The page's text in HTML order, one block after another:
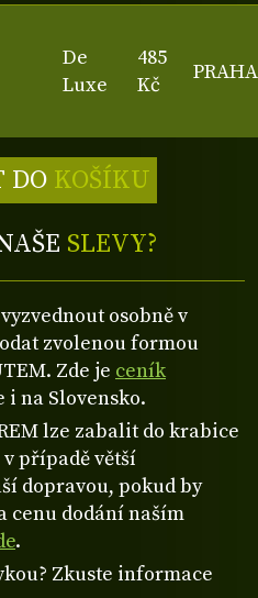
De
Luxe
485
Kč
PRAHA
SLEVY?
DO KOŠÍKU
osobně v
zvolenou formou
Zde je ceník
i na Slovensko.
lze zabalit do krabice
případě větší
dopravou, pokud by
cenu dodání naším
.
Zkuste informace